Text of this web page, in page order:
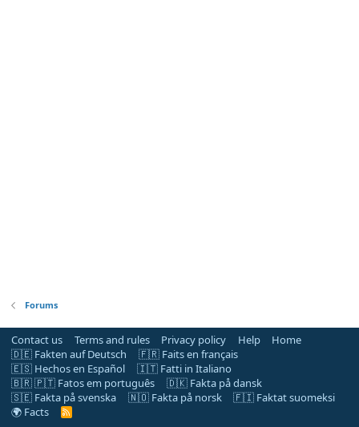
Forums
Contact us Terms and rules Privacy policy Help
Home
🇩🇪 Fakten auf Deutsch
🇫🇷 Faits en français
🇪🇸 Hechos en Español
🇮🇹 Fatti in Italiano
🇧🇷 🇵🇹 Fatos em português
🇩🇰 Fakta på dansk
🇸🇪 Fakta på svenska
🇳🇴 Fakta på norsk
🇫🇮 Faktat suomeksi
🌍 Facts
R